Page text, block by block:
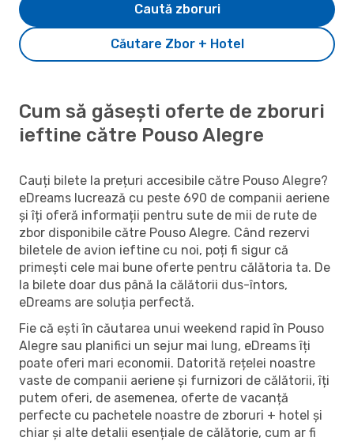
Căutare Zbor + Hotel
Caută zboruri
Cum să găsești oferte de zboruri
ieftine către Pouso Alegre
Cauți bilete la prețuri accesibile către Pouso Alegre?
eDreams lucrează cu peste 690 de companii aeriene
și îți oferă informații pentru sute de mii de rute de
zbor disponibile către Pouso Alegre. Când rezervi
biletele de avion ieftine cu noi, poți fi sigur că
primești cele mai bune oferte pentru călătoria ta. De
la bilete doar dus până la călătorii dus-întors,
eDreams are soluția perfectă.
Fie că ești în căutarea unui weekend rapid în Pouso
Alegre sau planifici un sejur mai lung, eDreams îți
poate oferi mari economii. Datorită rețelei noastre
vaste de companii aeriene și furnizori de călătorii, îți
putem oferi, de asemenea, oferte de vacanță
perfecte cu pachetele noastre de zboruri + hotel și
chiar și alte detalii esențiale de călătorie, cum ar fi